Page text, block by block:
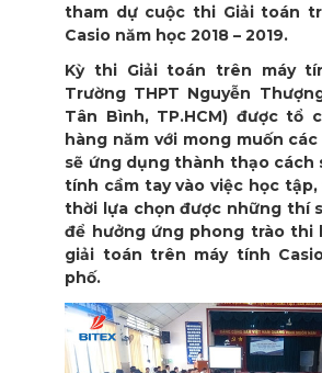
tham dự cuộc thi Giải toán
Casio năm học 2018 – 2019.
Kỳ thi Giải toán trên máy
Trường THPT Nguyễn
Tân Bình, TP.HCM) được tổ
hàng năm với mong muốn
sẽ ứng dụng thành thạo cách
tính cầm tay vào việc học
thời lựa chọn được những thí
để hưởng ứng phong trào thi
giải toán trên máy tính
phố.